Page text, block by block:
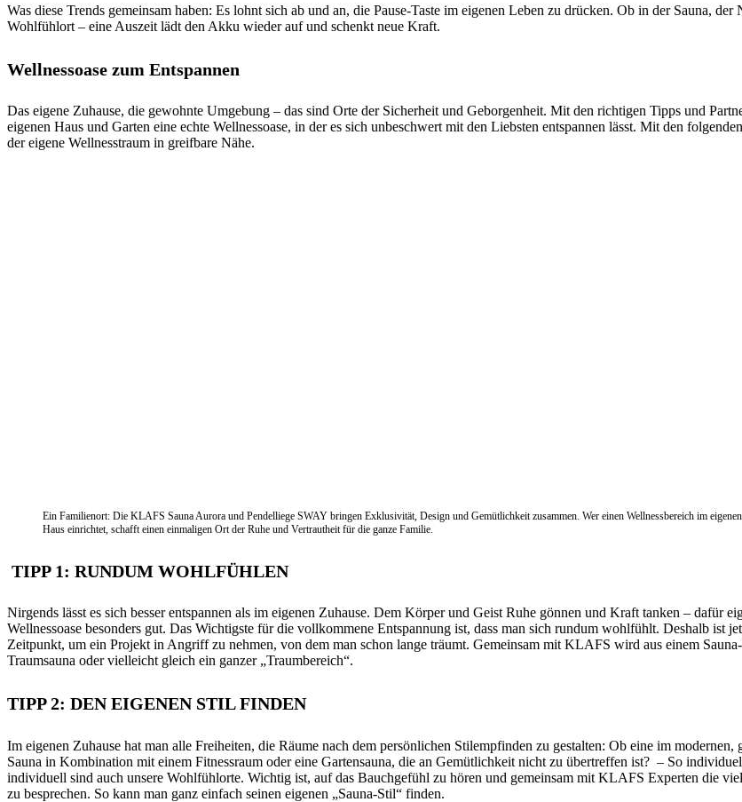
Was diese Trends gemeinsam haben: Es lohnt sich ab und an, die Pause-Taste im eigenen Leben zu drücken. Ob in der Sauna, der
Wohlfühlort – eine Auszeit lädt den Akku wieder auf und schenkt neue Kraft.
Wellnessoase zum Entspannen
Das eigene Zuhause, die gewohnte Umgebung – das sind Orte der Sicherheit und Geborgenheit. Mit den richtigen Tipps und
eigenen Haus und Garten eine echte Wellnessoase, in der es sich unbeschwert mit den Liebsten entspannen lässt. Mit den
der eigene Wellnesstraum in greifbare Nähe.
Ein Familienort: Die KLAFS Sauna Aurora und Pendelliege SWAY bringen Exklusivität, Design und Gemütlichkeit zusammen. Wer einen Wellnessbereich im eigenen
Haus einrichtet, schafft einen einmaligen Ort der Ruhe und Vertrautheit für die ganze Familie.
TIPP 1: RUNDUM WOHLFÜHLEN
Nirgends lässt es sich besser entspannen als im eigenen Zuhause. Dem Körper und Geist Ruhe gönnen und Kraft tanken – dafür
Wellnessoase besonders gut. Das Wichtigste für die vollkommene Entspannung ist, dass man sich rundum wohlfühlt. Deshalb ist
Zeitpunkt, um ein Projekt in Angriff zu nehmen, von dem man schon lange träumt. Gemeinsam mit KLAFS wird aus einem
Traumsauna oder vielleicht gleich ein ganzer „Traumbereich“.
TIPP 2: DEN EIGENEN STIL FINDEN
Im eigenen Zuhause hat man alle Freiheiten, die Räume nach dem persönlichen Stilempfinden zu gestalten: Ob eine im modernen,
Sauna in Kombination mit einem Fitnessraum oder eine Gartensauna, die an Gemütlichkeit nicht zu übertreffen ist? – So
individuell sind auch unsere Wohlfühlorte. Wichtig ist, auf das Bauchgefühl zu hören und gemeinsam mit KLAFS Experten die
zu besprechen. So kann man ganz einfach seinen eigenen „Sauna-Stil“ finden.